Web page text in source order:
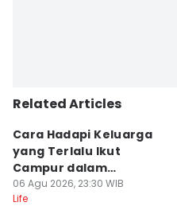
Related Articles
Cara Hadapi Keluarga
yang Terlalu Ikut
Campur dalam
Persiapan Nikah
06 Agu 2026, 23:30 WIB
Life